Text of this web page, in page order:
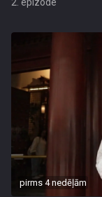
pirms 4 nedēļām